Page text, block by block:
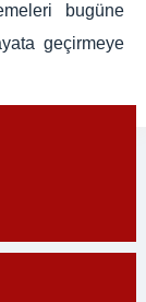
bugüne
geçirmeye